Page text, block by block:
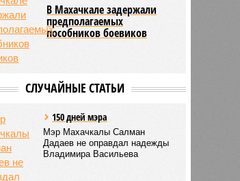
В Махачкале задержали
предполагаемых
пособников боевиков
СЛУЧАЙНЫЕ СТАТЬИ
150 дней мэра
Мэр Махачкалы Салман
Дадаев не оправдал надежды
Владимира Васильева